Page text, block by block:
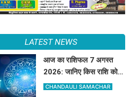
LATEST NEWS
आज का राशिफल 7 अगस्त
2026: जानिए किस राशि को
मिलेगा अधिकारियों का साथ और
CHANDAULI SAMACHAR